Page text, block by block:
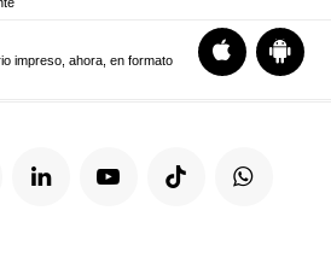
impreso, ahora, en formato